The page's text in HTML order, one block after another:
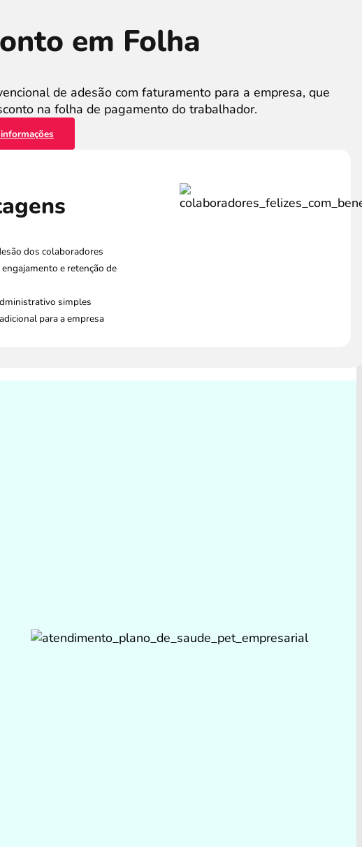
em Folha
de adesão com faturamento para a empresa, que
na folha de pagamento do trabalhador.
dos colaboradores
e retenção de
simples
para a empresa